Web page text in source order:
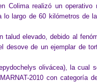
Colima realizó un operativo
lo largo de 60 kilómetros de
elevado, debido al
desove de un ejemplar de
olivácea), la cual
2010 con categoría